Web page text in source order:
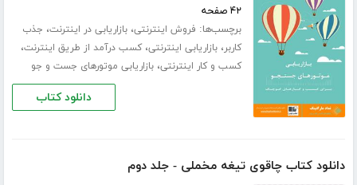
۴۲ صفحه
برچسب‌ها: فروش اینترنتی،بازاریابی در اینترنت، جذب
کاربر،بازاریابی اینترنتی،کسب درآمد از طریق اینترنت،
کسب و کار اینترنتی،بازاریابی موتورهای جست و جو
دانلود کتاب
دانلود کتاب چاقوی تیغه مخملی - جلد دوم